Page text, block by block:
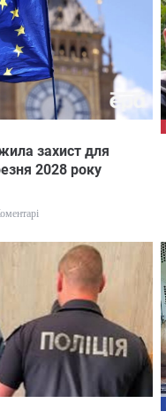
захист для
2028 року